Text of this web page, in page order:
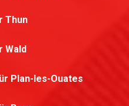
Thun
Wald
Plan-les-Ouates